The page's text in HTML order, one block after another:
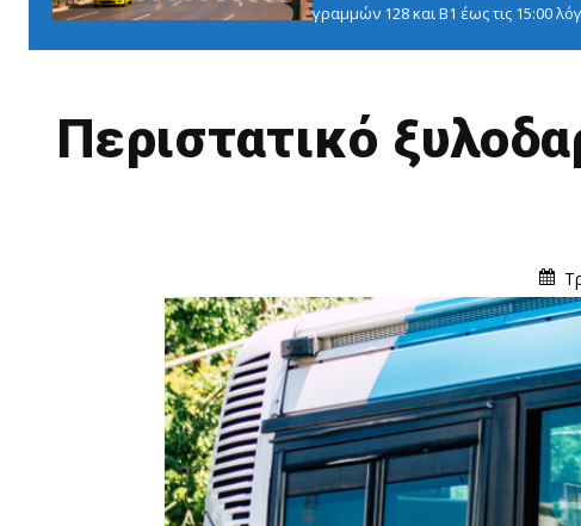
γραμμών 128 και Β1 έως τις 15:00
Περιστατικό